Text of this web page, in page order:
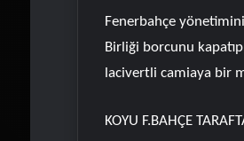
Fenerbahçe
Birliği borcunu
lacivertli camiaya bir
KOYU F.BAHÇE